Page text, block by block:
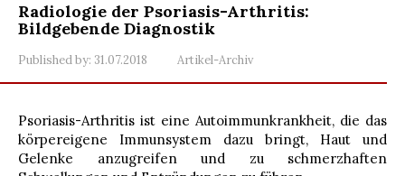
Radiologie der Psoriasis-Arthritis:
Bildgebende Diagnostik
Published by: 31.07.2018 Artikel-Archiv
Psoriasis-Arthritis ist eine Autoimmunkrankheit, die das
körpereigene Immunsystem dazu bringt, Haut und
Gelenke anzugreifen und zu schmerzhaften